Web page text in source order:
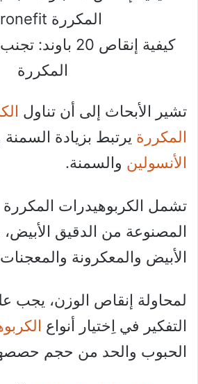
كيفية إنقاص 20
المكررة
تشير الأبحاث إلى أن تناول
المكررة يرتبط بزيادة السمنة
الأنسولين والسمنة.
تشمل الكربوهيدرات المكررة
المصنوعة من الدقيق الأبيض،
الأبيض والمعكرونة
لمحاولة إنقاص الوزن، يجب
التفكير في اِختيار أنواع
الحبوب والحد من حجم